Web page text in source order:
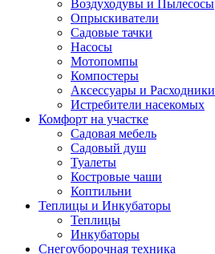
Воздуходувы и Пылесосы
Опрыскиватели
Садовые тачки
Насосы
Мотопомпы
Компостеры
Аксессуары и Расходники
Истребители насекомых
Комфорт на участке
Садовая мебель
Садовый душ
Туалеты
Костровые чаши
Коптильни
Теплицы и Инкубаторы
Теплицы
Инкубаторы
Снегоуборочная техника